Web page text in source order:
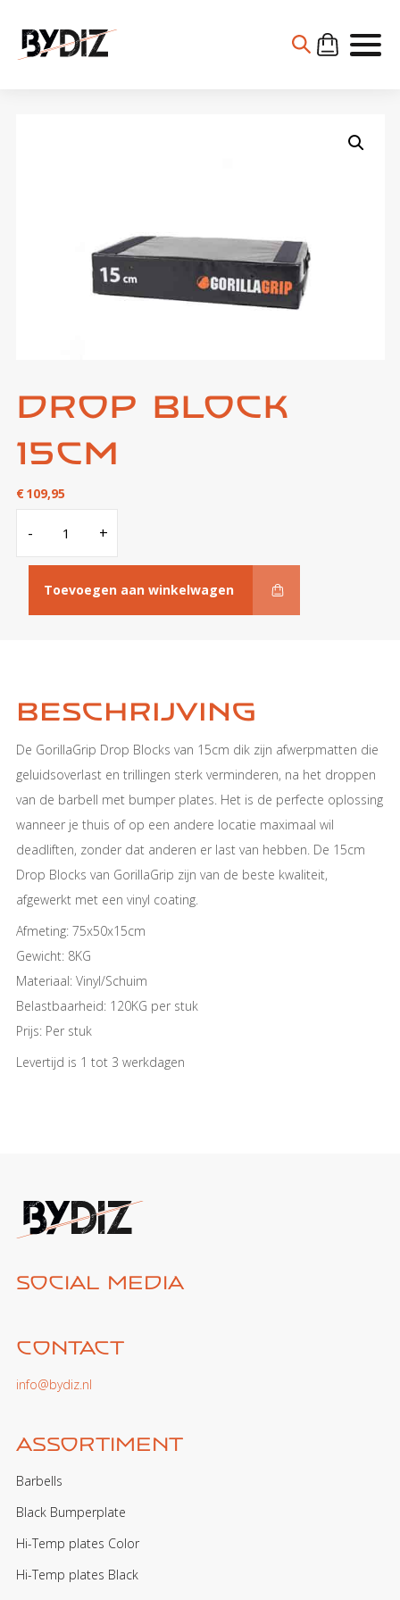
Drop Block
15cm
€109,95
- Block
aantal
+
Toevoegen aan winkelwagen
Beschrijving
De GorillaGrip Drop Blocks van 15cm dik zijn afwerpmatten die
geluidsoverlast en trillingen sterk verminderen, na het droppen
van de barbell met bumper plates. Het is de perfecte oplossing
wanneer je thuis of op een andere locatie maximaal wil
deadliften, zonder dat anderen er last van hebben. De 15cm
Drop Blocks van GorillaGrip zijn van de beste kwaliteit,
afgewerkt met een vinyl coating.
Afmeting: 75x50x15cm
Gewicht: 8KG
Materiaal: Vinyl/Schuim
Belastbaarheid: 120KG per stuk
Prijs: Per stuk
Levertijd is 1 tot 3 werkdagen
Social media
Contact
info@bydiz.nl
Assortiment
Barbells
Black Bumperplate
Hi-Temp plates Color
Hi-Temp plates Black